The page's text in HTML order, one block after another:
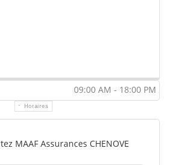
09:00 AM - 18:00 PM
Horaires
MAAF Assurances CHENOVE